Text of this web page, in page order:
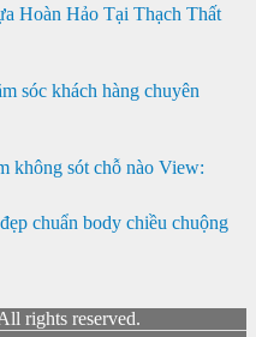
Hoàn Hảo Tại Thạch Thất
sóc khách hàng chuyên
không sót chỗ nào View:
chuẩn body chiều chuộng
rights reserved.